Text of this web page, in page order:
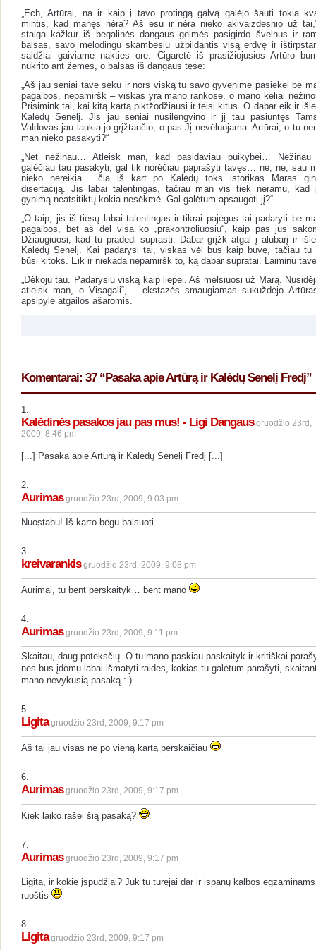
„Ech, Artūrai, na ir kaip į tavo protingą galvą galėjo šauti tokia
mintis, kad manęs nėra? Aš esu ir nėra nieko akivaizdesnio už
staiga kažkur iš begalinės dangaus gelmės pasigirdo švelnus ir
balsas, savo melodingu skambesiu užpildantis visą erdvę ir
saldžiai gaiviame nakties ore. Cigaretė iš prasižiojusios Artūro
nukrito ant žemės, o balsas iš dangaus tęsė:
„Aš jau seniai tave seku ir nors viską tu savo gyvenime pasiekei be
pagalbos, nepamiršk – viskas yra mano rankose, o mano keliai
Prisimink tai, kai kitą kartą piktžodžiausi ir teisi kitus. O dabar eik ir
Kalėdų Senelį. Jis jau seniai nusilengvino ir jį tau pasiuntęs
Valdovas jau laukia jo grįžtančio, o pas Jį nevėluojama. Artūrai, o tu
man nieko pasakyti?“
„Net nežinau… Atleisk man, kad pasidaviau puikybei… Nežinau
galėčiau tau pasakyti, gal tik norėčiau paprašyti tavęs… ne, ne, sau
nieko nereikia… čia iš kart po Kalėdų toks istorikas Maras
disertaciją. Jis labai talentingas, tačiau man vis tiek neramu, kad
gynimą neatsitiktų kokia nesėkmė. Gal galėtum apsaugoti jį?“
„O taip, jis iš tiesų labai talentingas ir tikrai pajėgus tai padaryti be
pagalbos, bet aš dėl visa ko „prakontroliuosiu“, kaip pas jus
Džiaugiuosi, kad tu pradedi suprasti. Dabar grįžk atgal į alubarį ir
Kalėdų Senelį. Kai padarysi tai, viskas vėl bus kaip buvę, tačiau tu
būsi kitoks. Eik ir niekada nepamiršk to, ką dabar supratai. Laiminu
„Dėkoju tau. Padarysiu viską kaip liepei. Aš melsiuosi už Marą.
atleisk man, o Visagali“, – ekstazės smaugiamas sukuždėjo
apsipylė atgailos ašaromis.
Komentarai: 37 “Pasaka apie Artūrą ir Kalėdų Senelį Fredį”
1.
Kalėdinės pasakos jau pas mus! - Ligi Dangaus gruodžio 23rd,
2009, 8:46 pm
[...] Pasaka apie Artūrą ir Kalėdų Senelį Fredį [...]
2.
Aurimas gruodžio 23rd, 2009, 9:03 pm
Nuostabu! Iš karto bėgu balsuoti.
3.
kreivarankis gruodžio 23rd, 2009, 9:08 pm
Aurimai, tu bent perskaityk… bent mano
4.
Aurimas gruodžio 23rd, 2009, 9:11 pm
Skaitau, daug poteksčių. O tu mano paskiau paskaityk ir kritiškai
nes bus įdomu labai išmatyti raides, kokias tu galėtum parašyti,
mano nevykusią pasaką : )
5.
Ligita gruodžio 23rd, 2009, 9:17 pm
Aš tai jau visas ne po vieną kartą perskaičiau
6.
Aurimas gruodžio 23rd, 2009, 9:17 pm
Kiek laiko rašei šią pasaką?
7.
Aurimas gruodžio 23rd, 2009, 9:17 pm
Ligita, ir kokie įspūdžiai? Juk tu turėjai dar ir ispanų kalbos egzaminams
ruoštis
8.
Ligita gruodžio 23rd, 2009, 9:17 pm